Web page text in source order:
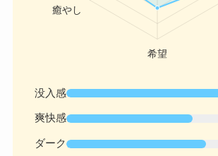
没入感
爽快感
ダーク